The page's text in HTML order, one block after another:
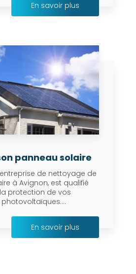
En savoir plus
panneau solaire
entreprise de nettoyage de
à Avignon, est qualifié
protection de vos
En savoir plus